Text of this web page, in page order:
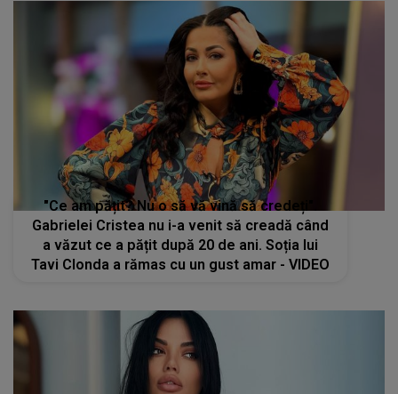
"Ce am pățit? Nu o să vă vină să credeți".
Gabrielei Cristea nu i-a venit să creadă când
a văzut ce a pățit după 20 de ani. Soția lui
Tavi Clonda a rămas cu un gust amar - VIDEO